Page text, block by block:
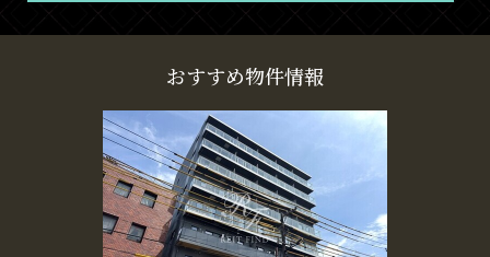
おすすめ物件情報